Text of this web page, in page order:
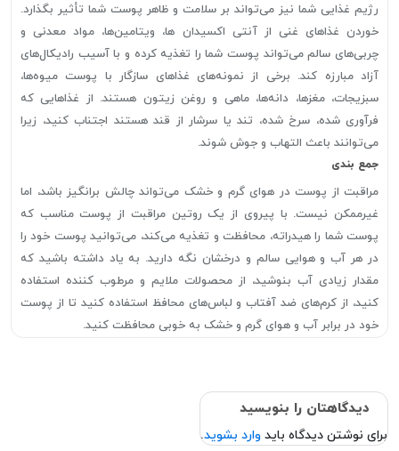
رژیم غذایی شما نیز می‌تواند بر سلامت و ظاهر پوست شما تأثیر بگذارد.
خوردن غذاهای غنی از آنتی اکسیدان ها، ویتامین‌ها، مواد معدنی و
چربی‌های سالم می‌تواند پوست شما را تغذیه کرده و با آسیب رادیکال‌های
آزاد مبارزه کند. برخی از نمونه‌های غذاهای سازگار با پوست میوه‌ها،
سبزیجات، مغزها، دانه‌ها، ماهی و روغن زیتون هستند. از غذاهایی که
فرآوری شده، سرخ شده، تند یا سرشار از قند هستند اجتناب کنید، زیرا
می‌توانند باعث التهاب و جوش شوند.
جمع بندی
مراقبت از پوست در هوای گرم و خشک می‌تواند چالش برانگیز باشد، اما
غیرممکن نیست. با پیروی از یک روتین مراقبت از پوست مناسب که
پوست شما را هیدراته، محافظت و تغذیه می‌کند، می‌توانید پوست خود را
در هر آب و هوایی سالم و درخشان نگه دارید. به یاد داشته باشید که
مقدار زیادی آب بنوشید، از محصولات ملایم و مرطوب کننده استفاده
کنید، از کرم‌های ضد آفتاب و لباس‌های محافظ استفاده کنید تا از پوست
خود در برابر آب و هوای گرم و خشک به خوبی محافظت کنید.
دیدگاهتان را بنویسید
برای نوشتن دیدگاه باید وارد بشوید.